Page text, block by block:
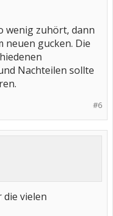
wenig zuhört, dann
neuen gucken. Die
Nachteilen sollte
#6
die vielen